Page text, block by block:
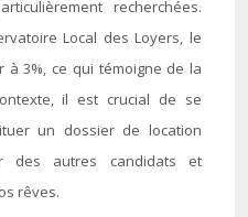
recherchées.
Local des Loyers, le
3%, ce qui témoigne de la
il est crucial de se
un dossier de location
des autres candidats et
rêves.